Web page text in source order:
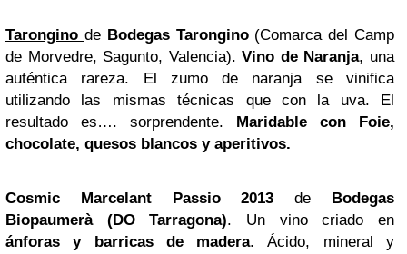
Tarongino deBodegas Tarongino(Comarca del Camp
de Morvedre, Sagunto, Valencia).Vino de Naranja, una
auténtica rareza. El zumo de naranja se vinifica
utilizando las mismas técnicas que con la uva. El
resultado es…. sorprendente. Maridable con Foie,
chocolate, quesos blancos y aperitivos.
Cosmic Marcelant Passio 2013 de
Bodegas
Biopaumerà (DO Tarragona). Un vino criado en
ánforas y barricas de madera. Ácido, mineral y